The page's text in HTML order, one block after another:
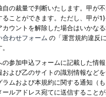
の裁量で判断いたします。甲が
ことができます。ただし、甲が
ウントを解除した場合はいかな
合わせフォーム の「運営規約違反
参加申込フォームに記載した情
よび乙のサイトの識別情報など
ムおよび本規約に関する通知（
ルアドレス宛てに送信すること